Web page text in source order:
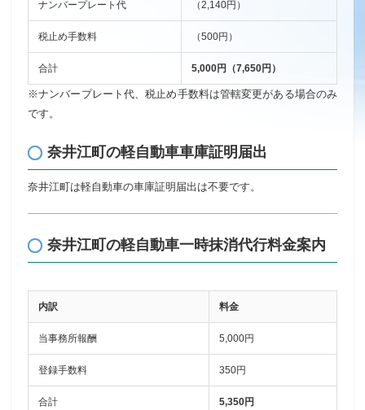
ナンバープレート代 （2,140円）
税止め手数料 （500円）
合計 5,000円（7,650円）
※ナンバープレート代、税止め手数料は管轄変更がある場合のみ
です。
奈井江町の軽自動車車庫証明届出
奈井江町は軽自動車の車庫証明届出は不要です。
奈井江町の軽自動車一時抹消代行料金案内
内訳 料金
当事務所報酬 5,000円
登録手数料 350円
合計 5,350円